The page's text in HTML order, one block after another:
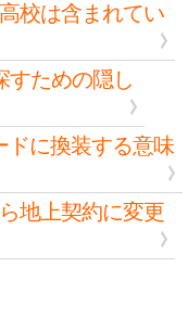
校は含まれてい
すための隠し
ドに換装する意味
地上契約に変更